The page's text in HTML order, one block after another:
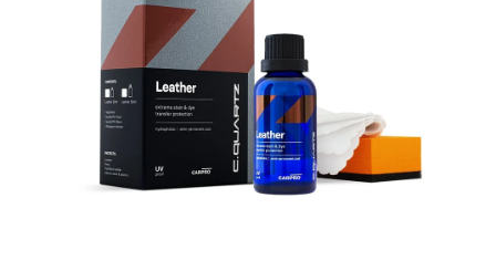
DÁRKOVÉ SADY A POUKAZY
NAŠE SLUŽBY
KONTAKTY